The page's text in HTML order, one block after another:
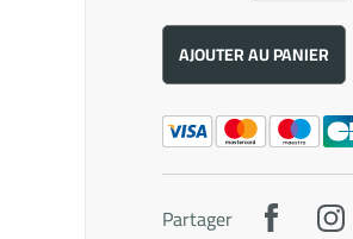
AJOUTER AU PANIER
Partager